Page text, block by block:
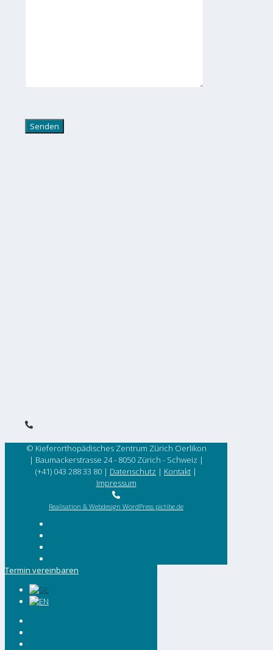
© Kieferorthopädisches Zentrum Zürich Oerlikon
| Baumackerstrasse 24 - 8050 Zürich - Schweiz |
(+41) 043 288 33 80 | Datenschutz | Kontakt |
Impressum
Realisation & Webdesign WordPress pictibe.de
Termin vereinbaren